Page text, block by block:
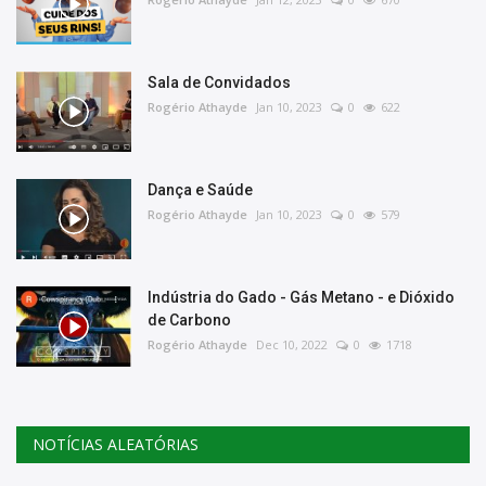
Sala de Convidados
Rogério Athayde Jan 10, 2023 0 622
Dança e Saúde
Rogério Athayde Jan 10, 2023 0 579
Indústria do Gado - Gás Metano - e Dióxido
de Carbono
Rogério Athayde Dec 10, 2022 0 1718
NOTÍCIAS ALEATÓRIAS